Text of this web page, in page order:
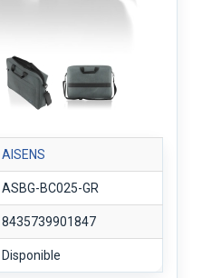
AISENS
ASBG-BC025-GR
8435739901847
Disponible